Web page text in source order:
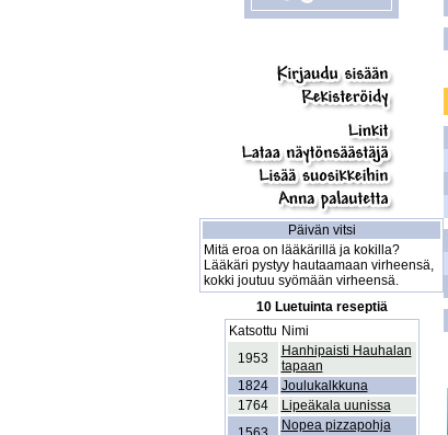
Päivän vitsi
Mitä eroa on lääkärillä ja kokilla?
Lääkäri pystyy hautaamaan virheensä,
kokki joutuu syömään virheensä.
10 Luetuinta reseptiä
Katsottu Nimi
1953
Hanhipaisti Hauhalan
tapaan
1824
Joulukalkkuna
1764
Lipeäkala uunissa
Nopea pizzapohja